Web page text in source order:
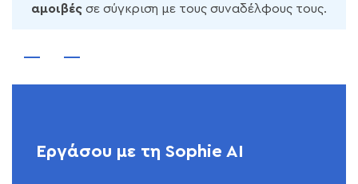
αμοιβές σε σύγκριση με τους συναδέλφους τους.
Εργάσου με τη Sophie AI